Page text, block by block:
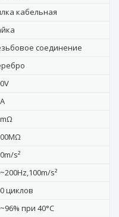
кабельная
соединение
s²
s²
циклов
при 40°C